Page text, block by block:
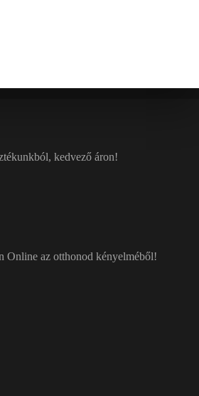
kedvező áron!
Online az otthonod kényelméből!